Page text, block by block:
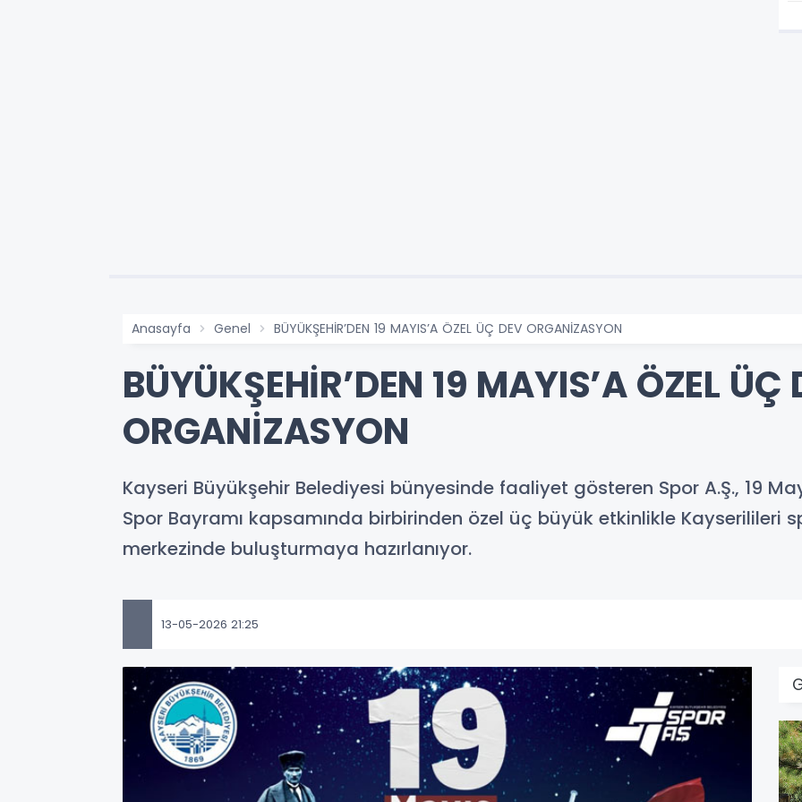
Anasayfa Genel BÜYÜKŞEHİR’DEN 19 MAYIS’A ÖZEL ÜÇ DEV ORGANİZASYON
BÜYÜKŞEHİR’DEN 19 MAYIS’A ÖZEL ÜÇ
ORGANİZASYON
Kayseri Büyükşehir Belediyesi bünyesinde faaliyet gösteren Spor A.Ş., 19
Spor Bayramı kapsamında birbirinden özel üç büyük etkinlikle Kayserilileri
merkezinde buluşturmaya hazırlanıyor.
13-05-2026 21:25